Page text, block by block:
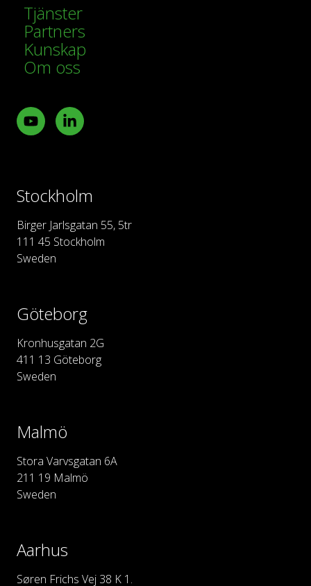
Tjänster
Partners
Kunskap
Om oss
YoutubeLinkedIn
Stockholm
Birger Jarlsgatan 55, 5tr
111 45 Stockholm
Sweden
Göteborg
Kronhusgatan 2G
411 13 Göteborg
Sweden
Malmö
Stora Varvsgatan 6A
211 19 Malmö
Sweden
Aarhus
Søren Frichs Vej 38 K 1.